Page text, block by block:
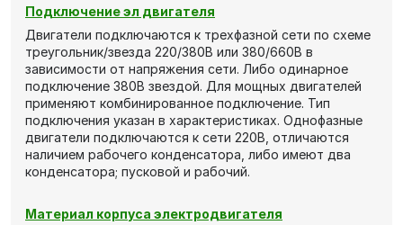
Подключение эл двигателя
Двигатели подключаются к трехфазной сети по схеме
треугольник/звезда 220/380В или 380/660В в
зависимости от напряжения сети. Либо одинарное
подключение 380В звездой. Для мощных двигателей
применяют комбинированное подключение. Тип
подключения указан в характеристиках. Однофазные
двигатели подключаются к сети 220В, отличаются
наличием рабочего конденсатора, либо имеют два
конденсатора; пусковой и рабочий.
Материал корпуса электродвигателя